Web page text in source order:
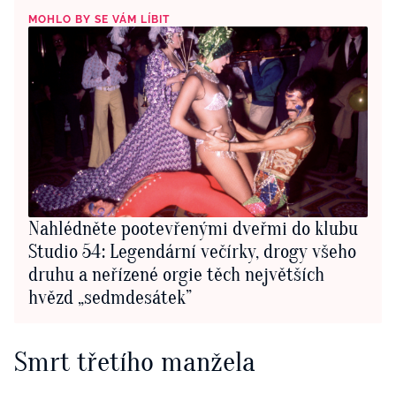
MOHLO BY SE VÁM LÍBIT
Nahlédněte pootevřenými dveřmi do klubu
Studio 54: Legendární večírky, drogy všeho
druhu a neřízené orgie těch největších
hvězd „sedmdesátek”
Smrt třetího manžela